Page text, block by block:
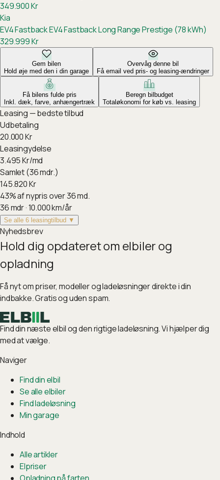
349.900Kr
Kia
EV4 FastbackEV4 Fastback Long Range Prestige (78 kWh)
329.999Kr
Gem bilen
Hold øje med den i din garage
Overvåg denne bil
Få email ved pris- og leasing-ændringer
Få bilens fulde pris
Inkl. dæk, farve, anhængertræk
Beregn bilbudget
Totaløkonomi for køb vs. leasing
Leasing — bedste tilbud
Udbetaling
20.000Kr
Leasingydelse
3.495Kr/md
Samlet (36 mdr.)
145.820Kr
43%af nypris over 36 md.
36mdr ·10.000km/år
Se alle 6 leasingtilbud ▼
Nyhedsbrev
Hold dig opdateret om elbiler og
opladning
Få nyt om priser, modeller og ladeløsninger direkte i din
indbakke. Gratis og uden spam.
Find din næste elbil og den rigtige ladeløsning. Vi hjælper dig
med at vælge.
Naviger
Find din elbil
Se alle elbiler
Find ladeløsning
Min garage
Indhold
Alle artikler
Elpriser